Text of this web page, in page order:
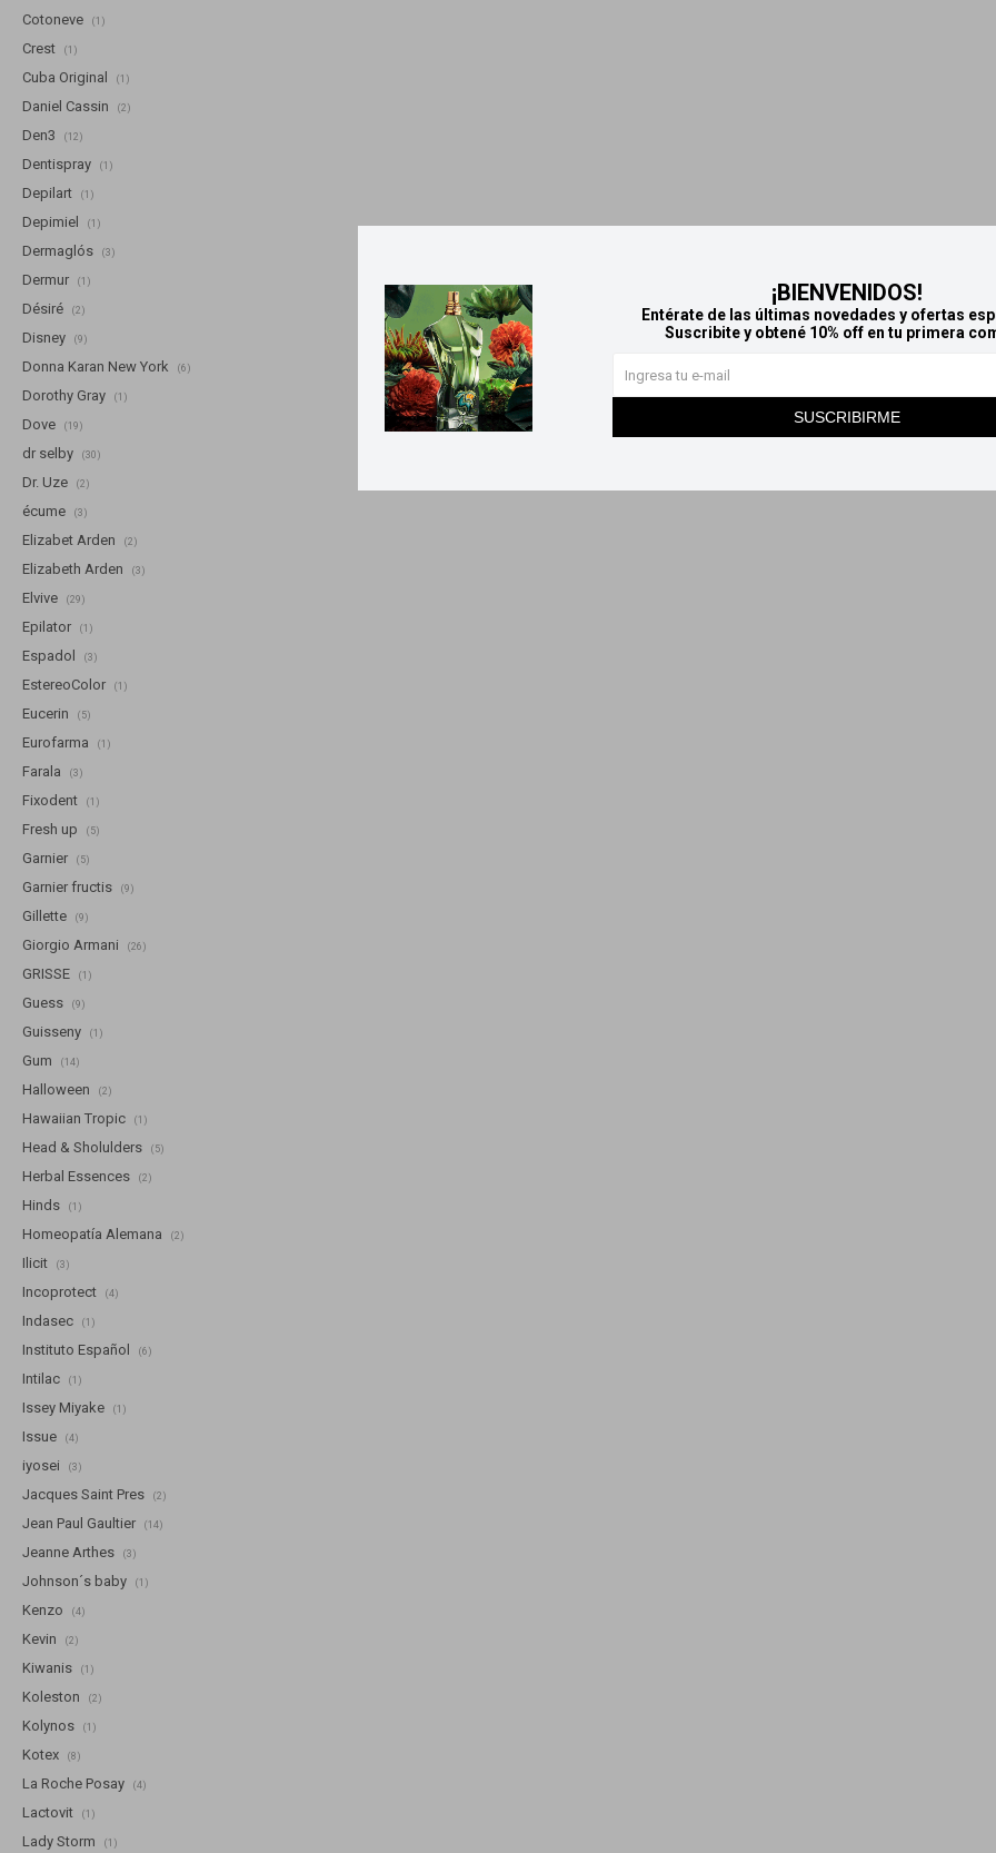
¡BIENVENIDOS!
Entérate de las últimas novedades y ofertas
Suscribite y obtené 10% off en tu primera
SUSCRIBIRME
Cotoneve (1)
Crest (1)
Cuba Original (1)
Daniel Cassin (2)
Den3 (12)
Dentispray (1)
Depilart (1)
Depimiel (1)
Dermaglós (3)
Dermur (1)
Désiré (2)
Disney (9)
Donna Karan New York (6)
Dorothy Gray (1)
Dove (19)
dr selby (30)
Dr. Uze (2)
écume (3)
Elizabet Arden (2)
Elizabeth Arden (3)
Elvive (29)
Epilator (1)
Espadol (3)
EstereoColor (1)
Eucerin (5)
Eurofarma (1)
Farala (3)
Fixodent (1)
Fresh up (5)
Garnier (5)
Garnier fructis (9)
Gillette (9)
Giorgio Armani (26)
GRISSE (1)
Guess (9)
Guisseny (1)
Gum (14)
Halloween (2)
Hawaiian Tropic (1)
Head & Sholulders (5)
Herbal Essences (2)
Hinds (1)
Homeopatía Alemana (2)
Ilicit (3)
Incoprotect (4)
Indasec (1)
Instituto Español (6)
Intilac (1)
Issey Miyake (1)
Issue (4)
iyosei (3)
Jacques Saint Pres (2)
Jean Paul Gaultier (14)
Jeanne Arthes (3)
Johnson´s baby (1)
Kenzo (4)
Kevin (2)
Kiwanis (1)
Koleston (2)
Kolynos (1)
Kotex (8)
La Roche Posay (4)
Lactovit (1)
Lady Storm (1)